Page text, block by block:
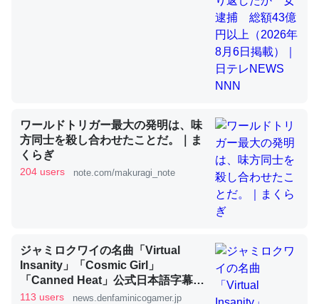
論文では「淡水はカルシウムも酸素も不足してて両方に不
利だから両方が拮抗してるのでは」とあって面白い。海に
いる鋏角類（カブトガニ・ウミグモ）はカルシウムを使わ
ずキチンを強化してる筈だが、酵素が違うのか？
─ニュース :: 【研究発表】昆虫学の大問題＝「昆虫はなぜ海にいな
これを元に考えるとカルシウムを大量に使う脊椎動物と貝
類は苦労してるんだな…。腹足類だと殻を無くしてナメク
いのか」に関する新仮説
ワールドトリガー最大の発明は、味
方同士を殺し合わせたことだ。｜ま
くらぎ
204 users note.com/makuragi_note
ジャミロクワイの名曲「Virtual
Insanity」「Cosmic Girl」
「Canned Heat」公式日本語字幕付
きMVがいきなり公開！「SUMMER
113 users news.denfaminicogamer.jp